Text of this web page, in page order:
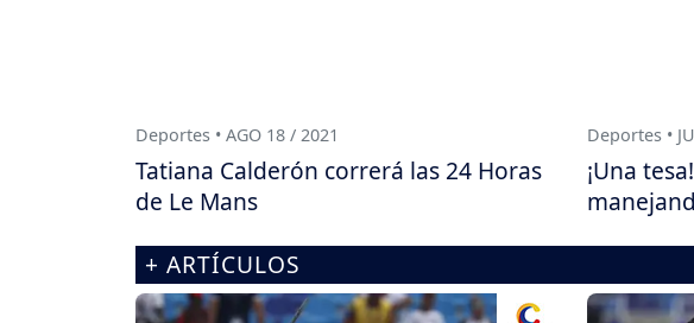
Deportes • AGO 18 / 2021
Tatiana Calderón correrá las 24 Horas
de Le Mans
Deportes •
¡Una
+ ARTÍCULOS